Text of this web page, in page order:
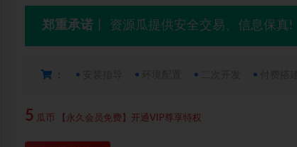
郑重承诺 丨 资源瓜提供安全交易、信息保真!
：
5 瓜币 【永久会员免费】开通VIP尊享特权